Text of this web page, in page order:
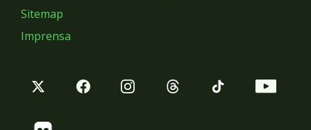
Sitemap
Imprensa